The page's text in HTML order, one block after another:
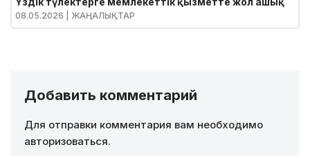
08.05.2026 | ЖАҢАЛЫҚТАР
Добавить комментарий
Для отправки комментария вам необходимо
авторизоваться.